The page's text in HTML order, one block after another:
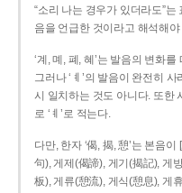
“소리 나는 경우가 있더라도”
음을 언급한 것이라고 해석해야
‘계, 몌, 폐, 혜’는 발음의 변화
그러나 ‘ㅖ’의 발음이 완전히
시 일치하는 것도 아니다. 또한
로 ‘ㅖ’로 적는다.
다만, 한자 ‘偈, 揭, 憩’는 본음
句), 게제(偈諦), 게기(揭記), 게
板), 게류(憩流), 게식(憩息), 게